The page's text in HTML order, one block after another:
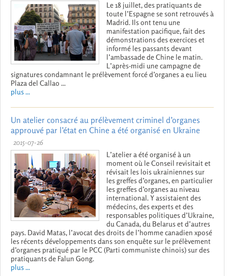
Le 18 juillet, des pratiquants de
toute l’Espagne se sont retrouvés à
Madrid. Ils ont tenu une
manifestation pacifique, fait des
démonstrations des exercices et
informé les passants devant
l’ambassade de Chine le matin.
L’après-midi une campagne de
signatures condamnant le prélèvement forcé d’organes a eu lieu
Plaza del Callao ...
plus ...
Un atelier consacré au prélèvement criminel d’organes
approuvé par l’état en Chine a été organisé en Ukraine
2015-07-26
L’atelier a été organisé à un
moment où le Conseil revisitait et
révisait les lois ukrainiennes sur
les greffes d’organes, en particulier
les greffes d’organes au niveau
international. Y assistaient des
médecins, des experts et des
responsables politiques d’Ukraine,
du Canada, du Belarus et d’autres
pays. David Matas, l’avocat des droits de l’homme canadien xposé
les récents développements dans son enquête sur le prélèvement
d’organes pratiqué par le PCC (Parti communiste chinois) sur des
pratiquants de Falun Gong.
plus ...